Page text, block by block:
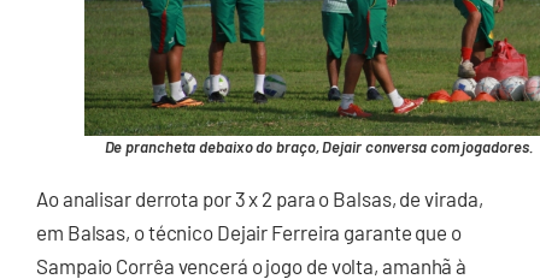
De prancheta debaixo do braço, Dejair conversa com jogadores.
Ao analisar derrota por 3 x 2 para o Balsas, de virada,
em Balsas, o técnico Dejair Ferreira garante que o
Sampaio Corrêa vencerá o jogo de volta, amanhã à